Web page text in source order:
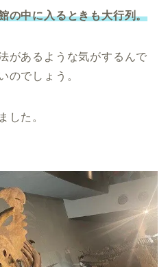
の中に入るときも大行列。
があるような気がするんで
のでしょう。
した。